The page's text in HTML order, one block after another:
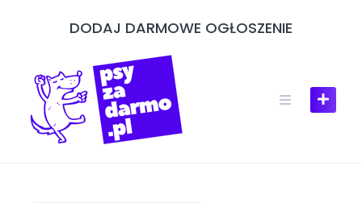
DODAJ DARMOWE OGŁOSZENIE